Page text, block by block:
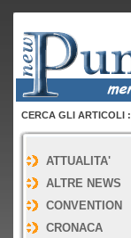
CERCA GLI ARTICOLI :
ATTUALITA'
ALTRE NEWS
CONVENTION
CRONACA